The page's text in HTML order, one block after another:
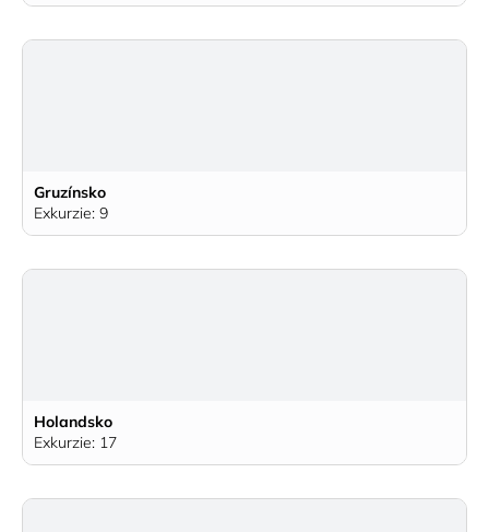
Gruzínsko
Exkurzie: 9
Holandsko
Exkurzie: 17